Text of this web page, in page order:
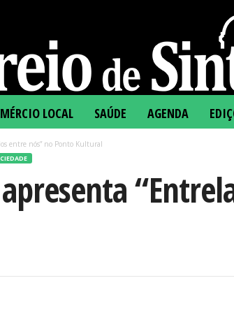
LOCAL SAÚDE AGENDA
entre nós” no Ponto Kultural